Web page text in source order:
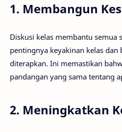
1. Membangun
Diskusi kelas membantu semua
pentingnya keyakinan kelas dan
diterapkan. Ini memastikan
pandangan yang sama tentang
2. Meningkatkan